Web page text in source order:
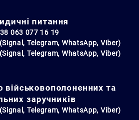
питання
063 077 16 19
Telegram, WhatsApp, Viber)
Telegram, WhatsApp, Viber)
та
заручників
Telegram, WhatsApp, Viber)